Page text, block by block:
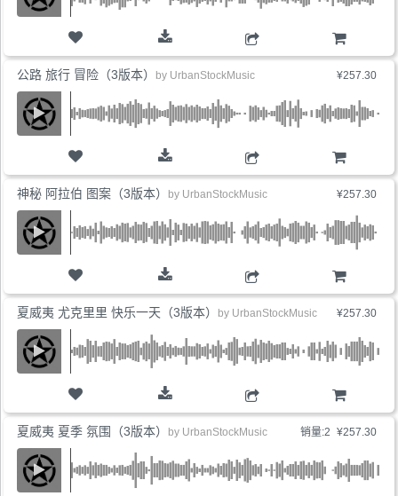
¥257.30
公路 旅行 冒险（3版本） by UrbanStockMusic
¥257.30
神秘 阿拉伯 图案（3版本） by UrbanStockMusic
¥257.30
夏威夷 尤克里里 快乐一天（3版本） by UrbanStockMusic
销量:2 ¥257.30
夏威夷 夏季 氛围（3版本） by UrbanStockMusic